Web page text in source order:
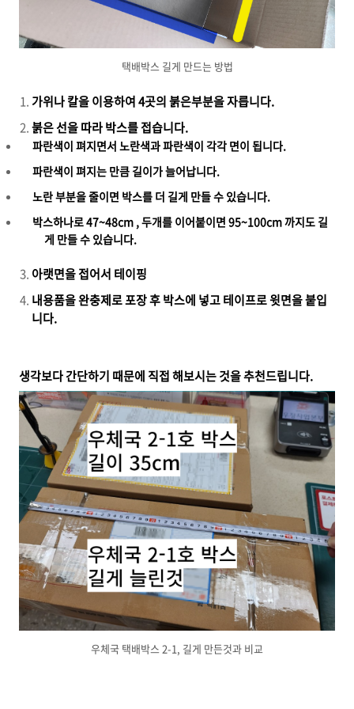
택배박스 길게 만드는 방법
가위나 칼을 이용하여 4곳의 붉은부분을 자릅니다.
붉은 선을 따라 박스를 접습니다.
파란색이 펴지면서 노란색과 파란색이 각각 면이 됩니다.
파란색이 펴지는 만큼 길이가 늘어납니다.
노란 부분을 줄이면 박스를 더 길게 만들 수 있습니다.
박스하나로 47~48cm , 두개를 이어붙이면 95~100cm 까지도 길
게 만들 수 있습니다.
아랫면을 접어서 테이핑
내용품을 완충제로 포장 후 박스에 넣고 테이프로 윗면을 붙입
니다.
생각보다 간단하기 때문에 직접 해보시는 것을 추천드립니다.
우체국 택배박스 2-1, 길게 만든것과 비교